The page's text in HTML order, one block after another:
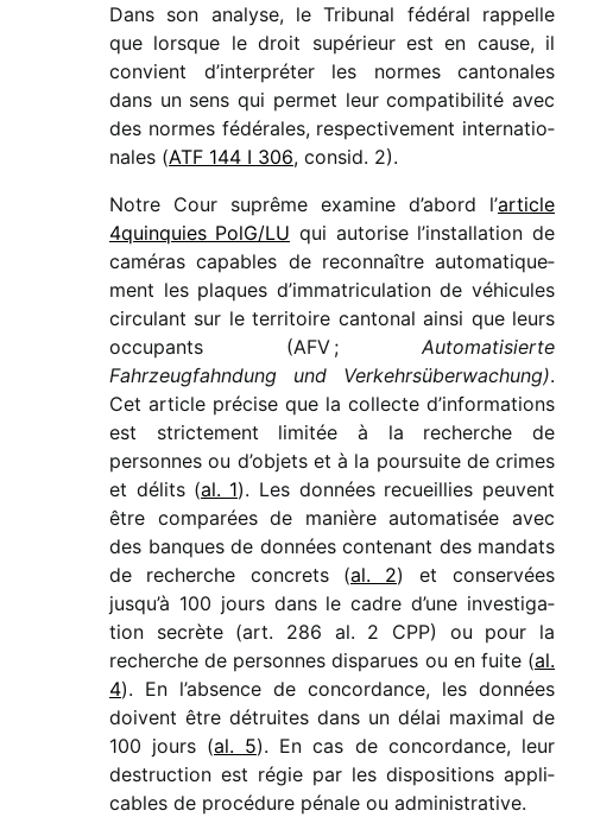
Dans son analyse, le Tribunal fédé­ral rappelle
que lorsque le droit supé­rieur est en cause, il
convient d’interpréter les normes canto­nales
dans un sens qui permet leur compa­ti­bi­lité avec
des normes fédé­rales, respec­ti­ve­ment inter­na­tio­
nales (ATF 144 I 306, consid. 2).
Notre Cour suprême examine d’abord l’article
4quinquies PolG/​LU qui auto­rise l’installation de
camé­ras capables de recon­naître auto­ma­ti­que­
ment les plaques d’immatriculation de véhi­cules
circu­lant sur le terri­toire canto­nal ainsi que leurs
occu­pants (AFV ;Automatisierte
Fahrzeugfahndung und Verkehrsüberwachung).
Cet article précise que la collecte d’informations
est stric­te­ment limi­tée à la recherche de
personnes ou d’objets et à la pour­suite de crimes
et délits (al. 1). Les données recueillies peuvent
être compa­rées de manière auto­ma­ti­sée avec
des banques de données conte­nant des mandats
de recherche concrets (al. 2) et conser­vées
jusqu’à 100 jours dans le cadre d’une inves­ti­ga­
tion secrète (art. 286 al. 2 CPP) ou pour la
recherche de personnes dispa­rues ou en fuite (al.
4). En l’ab­sence de concor­dance, les données
doivent être détruites dans un délai maxi­mal de
100 jours (al. 5). En cas de concor­dance, leur
destruc­tion est régie par les dispo­si­tions appli­
cables de procé­dure pénale ou administrative.